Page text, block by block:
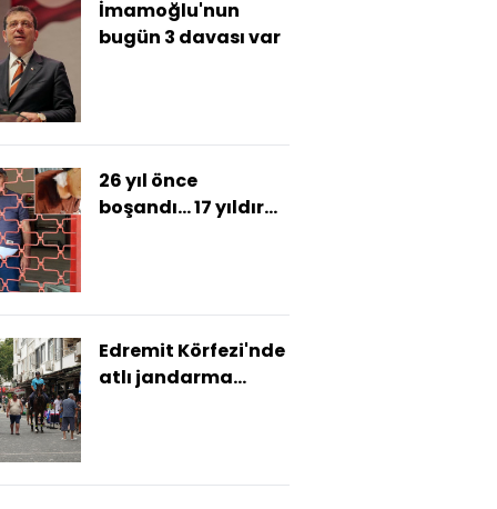
İmamoğlu'nun
bugün 3 davası var
26 yıl önce
boşandı... 17 yıldır
Edremit Körfezi'nde
atlı jandarma